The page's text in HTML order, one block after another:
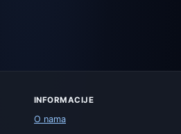
INFORMACIJE
O nama